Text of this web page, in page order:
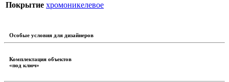
Покрытие хромоникелевое
Особые условия для дизайнеров
Комплектация объектов
«под ключ»